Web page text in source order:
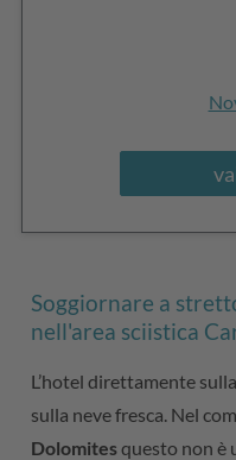
Soggiornare a
nell'area sciistica
L’hotel direttamente
sulla neve fresca. Nel
Dolomitesquesto non è